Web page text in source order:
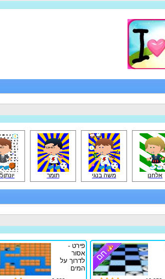
אלחנן משה בנגי תומר יונתן1905
פירט -
אסור
לדרוך על
המים